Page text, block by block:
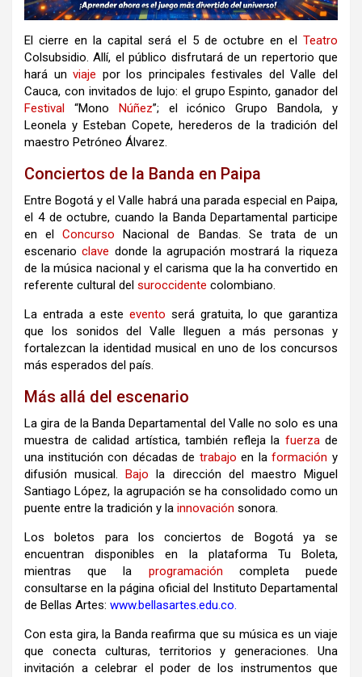
El cierre en la capital será el 5 de octubre en el Teatro
Colsubsidio. Allí, el público disfrutará de un repertorio que
hará unviaje por los principales festivales del Valle del
Cauca, con invitados de lujo: el grupo Espinto, ganador del
Festival
“Mono Núñez”; el icónico Grupo Bandola, y
Leonela y Esteban Copete, herederos de la tradición del
maestro Petróneo Álvarez.
Conciertos de la Banda en Paipa
Entre Bogotá y el Valle habrá una parada especial en Paipa,
el 4 de octubre, cuando la Banda Departamental participe
en elConcurso Nacional de Bandas. Se trata de un
escenarioclave donde la agrupación mostrará la riqueza
de la música nacional y el carisma que la ha convertido en
referente cultural del suroccidente colombiano.
La entrada a esteevento será gratuita, lo que garantiza
que los sonidos del Valle lleguen a más personas y
fortalezcan la identidad musical en uno de los concursos
más esperados del país.
Más allá del escenario
La gira de la Banda Departamental del Valle no solo es una
muestra de calidad artística, también refleja la fuerzade
una institución con décadas de trabajo en laformación y
difusión musical. Bajo la dirección del maestro Miguel
Santiago López, la agrupación se ha consolidado como un
puente entre la tradición y la innovación sonora.
Los boletos para los conciertos de Bogotá ya se
encuentran disponibles en la plataforma Tu Boleta,
mientras que la programación completa puede
consultarse en la página oficial del Instituto Departamental
de Bellas Artes: www.bellasartes.edu.co.
Con esta gira, la Banda reafirma que su música es un viaje
que conecta culturas, territorios y generaciones. Una
invitación a celebrar el poder de los instrumentos que